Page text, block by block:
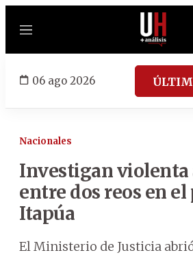
Menú
06 ago 2026
Nacionales
Investigan violenta
entre dos reos en el
Itapúa
El Ministerio de Justicia